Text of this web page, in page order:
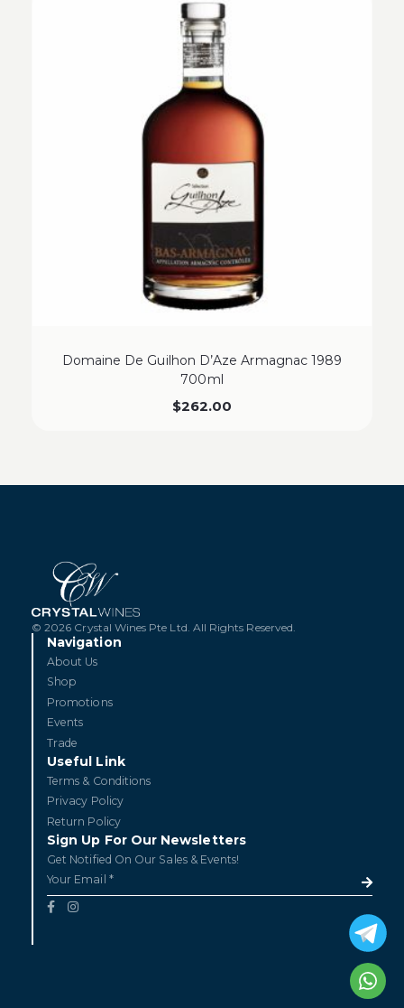
Domaine De Guilhon D’Aze Armagnac 1989
700ml
$262.00
© 2026 Crystal Wines Pte Ltd. All Rights Reserved.
Navigation
About Us
Shop
Promotions
Events
Trade
Useful Link
Terms & Conditions
Privacy Policy
Return Policy
Sign Up For Our Newsletters
Get Notified On Our Sales & Events!